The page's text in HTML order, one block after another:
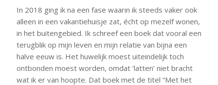
In 2018 ging ik na een fase waarin ik steeds vaker ook
alleen in een vakantiehuisje zat, écht op mezelf wonen,
in het buitengebied. Ik schreef een boek dat vooral een
terugblik op mijn leven en mijn relatie van bijna een
halve eeuw is. Het huwelijk moest uiteindelijk toch
ontbonden moest worden, omdat ‘latten’ niet bracht
wat ik er van hoopte. Dat boek met de titel “Met het